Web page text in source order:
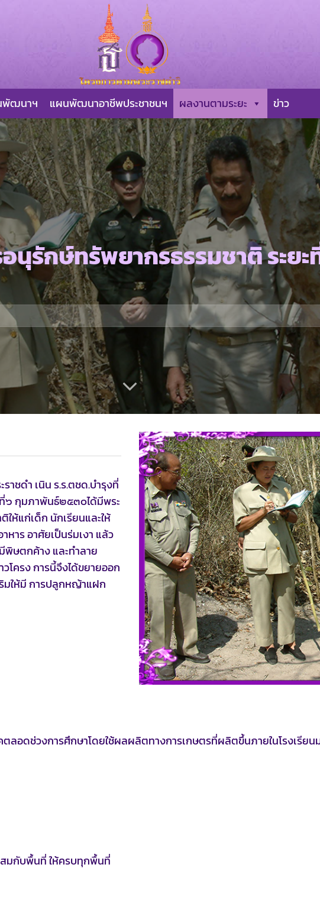
พัฒนาฯ แผนพัฒนาอาชีพประชาชนฯ ผลงานตามระยะ ข่าว
นุรักษ์ทรัพยากรธรรมชาติ ระยะ
าชดำ เนิน ร.ร.ตชด.บำรุงที่
ที่๖ กุมภาพันธ์๒๕๓๐ได้มีพระ
ห้แก่เด็ก นักเรียนและให้
หาร อาศัยเป็นร่มเงา แล้ว
พิษตกค้าง และทำลาย
โครง การนี้จึงได้ขยายออก
ริมให้มี การปลูกหญ้าแฝก
ลอดช่วงการศึกษาโดยใช้ผลผลิตทางการเกษตรที่ผลิตขึ้นภายในโรงเรียน
สมกับพื้นที่ ให้ครบทุกพื้นที่